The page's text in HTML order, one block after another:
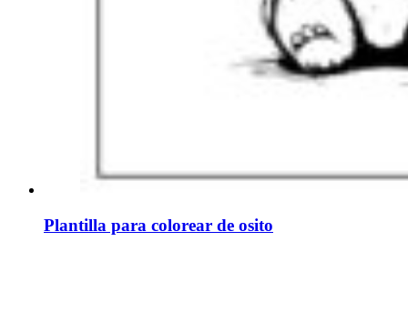
Plantilla para colorear de osito